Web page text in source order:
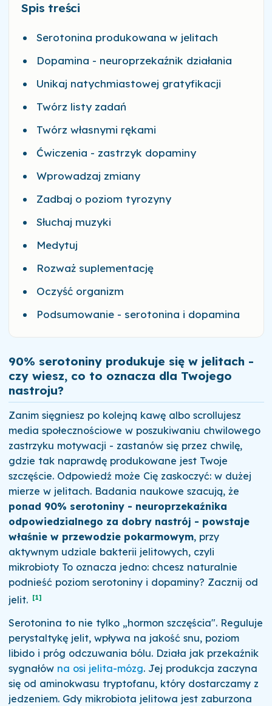
Spis treści
Serotonina produkowana w jelitach
Dopamina - neuroprzekaźnik działania
Unikaj natychmiastowej gratyfikacji
Twórz listy zadań
Twórz własnymi rękami
Ćwiczenia - zastrzyk dopaminy
Wprowadzaj zmiany
Zadbaj o poziom tyrozyny
Słuchaj muzyki
Medytuj
Rozważ suplementację
Oczyść organizm
Podsumowanie - serotonina i dopamina
90% serotoniny produkuje się w jelitach -
czy wiesz, co to oznacza dla Twojego
nastroju?
Zanim sięgniesz po kolejną kawę albo scrollujesz
media społecznościowe w poszukiwaniu chwilowego
zastrzyku motywacji - zastanów się przez chwilę,
gdzie tak naprawdę produkowane jest Twoje
szczęście. Odpowiedź może Cię zaskoczyć: w dużej
mierze w jelitach. Badania naukowe szacują, że
ponad 90% serotoniny - neuroprzekaźnika
odpowiedzialnego za dobry nastrój - powstaje
właśnie w przewodzie pokarmowym, przy
aktywnym udziale bakterii jelitowych, czyli
mikrobioty To oznacza jedno: chcesz naturalnie
podnieść poziom serotoniny i dopaminy? Zacznij od
jelit. [1]
Serotonina to nie tylko „hormon szczęścia". Reguluje
perystaltykę jelit, wpływa na jakość snu, poziom
libido i próg odczuwania bólu. Działa jak przekaźnik
sygnałów na osi jelita-mózg. Jej produkcja zaczyna
się od aminokwasu tryptofanu, który dostarczamy z
jedzeniem. Gdy mikrobiota jelitowa jest zaburzona